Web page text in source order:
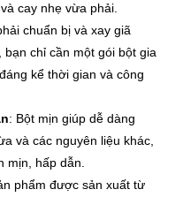
cay nhẹ vừa phải.
chuẩn bị và xay giã
chỉ cần một gói bột gia
kể thời gian và công
: Bột mịn giúp dễ dàng
và các nguyên liệu khác,
mịn, hấp dẫn.
phẩm được sản xuất từ